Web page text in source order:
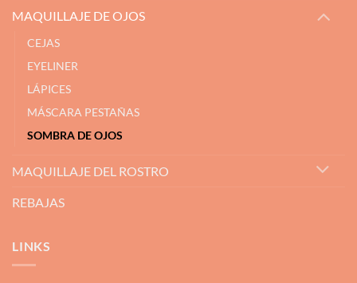
MAQUILLAJE DE OJOS
CEJAS
EYELINER
LÁPICES
MÁSCARA PESTAÑAS
SOMBRA DE OJOS
MAQUILLAJE DEL ROSTRO
REBAJAS
LINKS